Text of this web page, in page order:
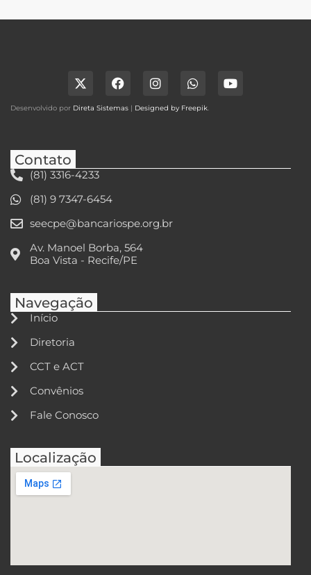
Desenvolvido por Direta Sistemas | Designed by Freepik.
Contato
(81) 3316-4233
(81) 9 7347-6454
seecpe@bancariospe.org.br
Av. Manoel Borba, 564
Boa Vista - Recife/PE
Navegação
Início
Diretoria
CCT e ACT
Convênios
Fale Conosco
Localização